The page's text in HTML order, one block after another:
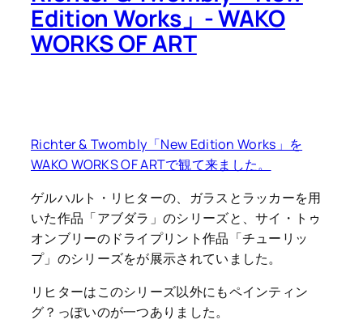
Edition Works」- WAKO
WORKS OF ART
Richter & Twombly「New Edition Works」を
WAKO WORKS OF ARTで観て来ました。
ゲルハルト・リヒターの、ガラスとラッカーを用
いた作品「アブダラ」のシリーズと、サイ・トゥ
オンブリーのドライプリント作品「チューリッ
プ」のシリーズをが展示されていました。
リヒターはこのシリーズ以外にもペインティン
グ？っぽいのが一つありました。